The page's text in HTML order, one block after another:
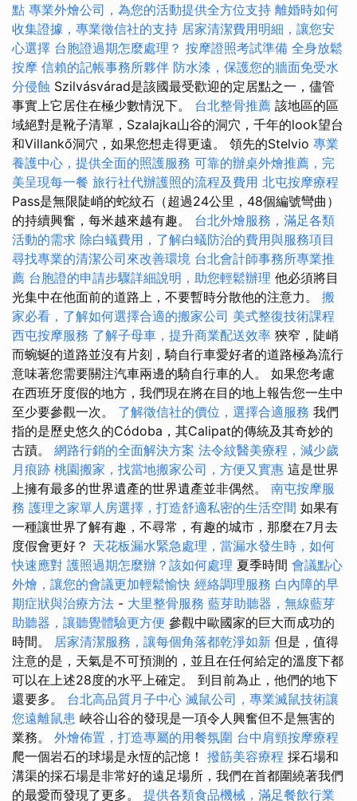
點 專業外燴公司，為您的活動提供全方位支持 離婚時如何
收集證據，專業徵信社的支持 居家清潔費用明細，讓您安
心選擇 台胞證過期怎麼處理？ 按摩證照考試準備 全身放鬆
按摩 信賴的記帳事務所夥伴 防水漆，保護您的牆面免受水
分侵蝕 Szilvásvárad是該國最受歡迎的定居點之一，儘管
事實上它居住在極少數情況下。 台北整骨推薦 該地區的區
域絕對是靴子清單，Szalajka山谷的洞穴，千年的look望台
和Villankő洞穴，如果您想走得更遠。 領先的Stelvio 專業
養護中心，提供全面的照護服務 可靠的辦桌外燴推薦，完
美呈現每一餐 旅行社代辦護照的流程及費用 北屯按摩療程
Pass是無限陡峭的蛇紋石（超過24公里，48個編號彎曲）
的持續興奮，每米越來越有趣。 台北外燴服務，滿足各類
活動的需求 除白蟻費用，了解白蟻防治的費用與服務項目
尋找專業的清潔公司來改善環境 台北會計師事務所專業推
薦 台胞證的申請步驟詳細說明，助您輕鬆辦理 他必須將目
光集中在他面前的道路上，不要暫時分散他的注意力。 搬
家必看，了解如何選擇合適的搬家公司 美式整復技術課程
西屯按摩服務 了解子母車，提升商業配送效率 狹窄，陡峭
而蜿蜒的道路並沒有片刻，騎自行車愛好者的道路極為流行
意味著您需要關注汽車兩邊的騎自行車的人。 如果您考慮
在西班牙度假的地方，我們現在將在目的地上報告您一生中
至少要參觀一次。 了解徵信社的價位，選擇合適服務 我們
指的是歷史悠久的Códoba，其Calipat的傳統及其奇妙的
古蹟。 網路行銷的全面解決方案 法令紋醫美療程，減少歲
月痕跡 桃園搬家，找當地搬家公司，方便又實惠 這是世界
上擁有最多的世界遺產的世界遺產並非偶然。 南屯按摩服
務 護理之家單人房選擇，打造舒適私密的生活空間 如果有
一種讓世界了解有趣，不尋常，有趣的城市，那麼在7月去
度假會更好？ 天花板漏水緊急處理，當漏水發生時，如何
快速應對 護照過期怎麼辦？該如何處理 夏季時間 會議點心
外燴，讓您的會議更加輕鬆愉快 經絡調理服務 白內障的早
期症狀與治療方法 - 大里整骨服務 藍芽助聽器，無線藍芽
助聽器，讓聽覺體驗更方便 參觀中歐國家的巨大而成功的
時間。 居家清潔服務，讓每個角落都乾淨如新 但是，值得
注意的是，天氣是不可預測的，並且在任何給定的溫度下都
可以在上述28度的水平上確定。 到目前為止，他們的地下
還要多。 台北高品質月子中心 滅鼠公司，專業滅鼠技術讓
您遠離鼠患 峽谷山谷的發現是一項令人興奮但不是無害的
業務。 外燴佈置，打造專屬的用餐氛圍 台中肩頸按摩療程
爬一個岩石的球場是永恆的記憶！ 撥筋美容療程 採石場和
溝渠的採石場是非常好的遠足場所，我們在首都圍繞著我們
的最愛而發現了更多。 提供各類食品機械，滿足餐飲行業